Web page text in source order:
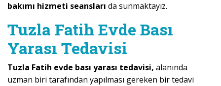
bakımı hizmeti seansları da sunmaktayız.
Tuzla Fatih Evde Bası
Yarası Tedavisi
Tuzla Fatih evde bası yarası tedavisi, alanında
uzman biri tarafından yapılması gereken bir tedavi